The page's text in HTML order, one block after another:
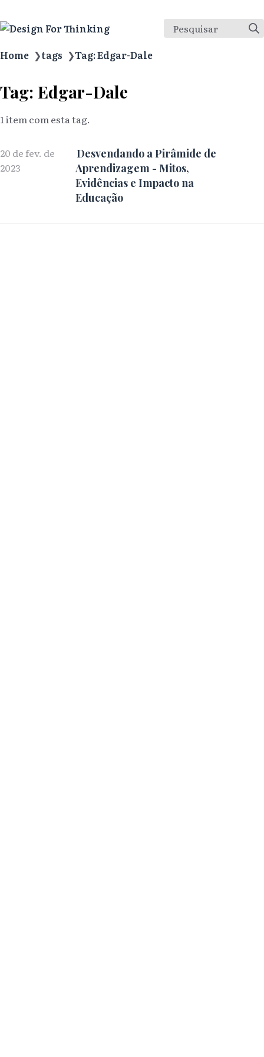
Pesquisar
Home ❯tags ❯Tag: Edgar-Dale
Tag: Edgar-Dale
1 item com esta tag.
20 de fev. de
2023
Desvendando a Pirâmide de
Aprendizagem - Mitos,
Evidências e Impacto na
Educação